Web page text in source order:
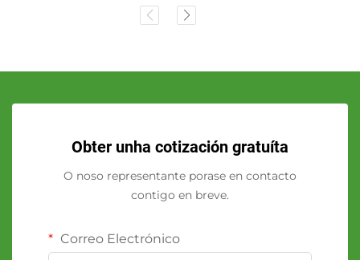
Obter unha cotización gratuíta
O noso representante porase en contacto
contigo en breve.
Correo Electrónico